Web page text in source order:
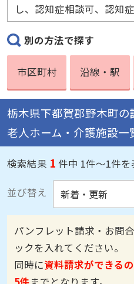
し、認知症相談可、認知
別の方法で探す
市区町村 沿線・駅
栃木県下都賀郡野木町の
老人ホーム・介護施設一
検索結果 1 件中 1件～1件を
並び替え
パンフレット請求・お問
ックを入れてください。
同時に資料請求ができる